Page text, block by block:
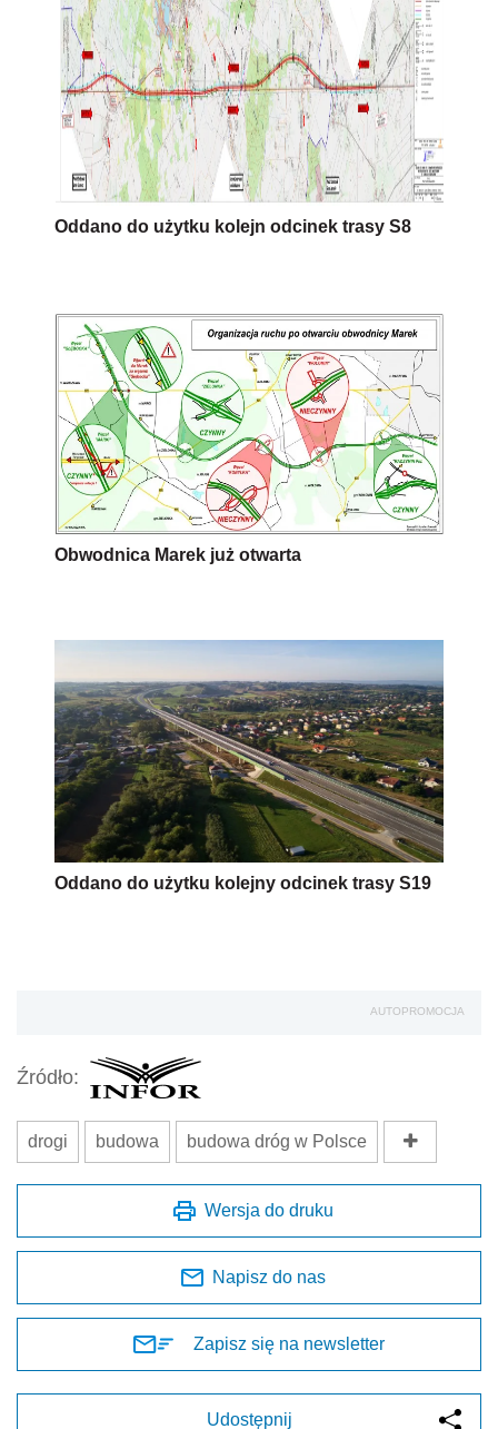
Oddano do użytku kolejn odcinek trasy S8
Obwodnica Marek już otwarta
Oddano do użytku kolejny odcinek trasy S19
AUTOPROMOCJA
Źródło:
drogi budowa budowa dróg w Polsce
Wersja do druku
Napisz do nas
Zapisz się na newsletter
Udostępnij